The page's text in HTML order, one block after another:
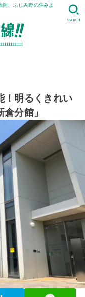
岡、ふじみ野の住みよ
SEARCH
！明るくきれい
分館」